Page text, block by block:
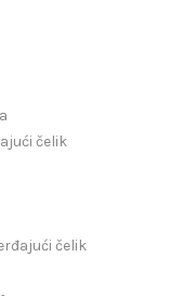
čelik
čelik